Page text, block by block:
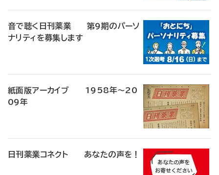
音で聴く日刊薬業 第9期のパーソ
ナリティを募集します
紙面版アーカイブ 1958年～20
09年
日刊薬業コネクト あなたの声を！